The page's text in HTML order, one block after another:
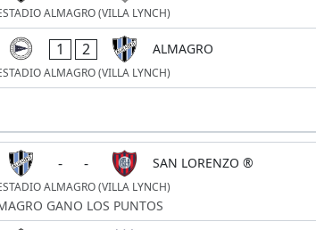
ALMAGRO (VILLA LYNCH)
1 2 ALMAGRO
ALMAGRO (VILLA LYNCH)
- - SAN LORENZO ®
ALMAGRO (VILLA LYNCH)
GANO LOS PUNTOS